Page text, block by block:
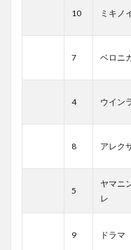
10 ミキノ
7 ベロニ
4 ウイン
8 アレク
5
ヤマニ
レ
9 ドラマ